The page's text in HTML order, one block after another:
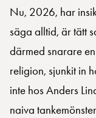
Nu, 2026, har
säga alltid, är tätt
därmed snarare
religion, sjunkit in
inte hos Anders
naiva